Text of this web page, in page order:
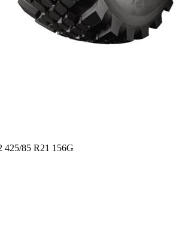
85 R21 156G